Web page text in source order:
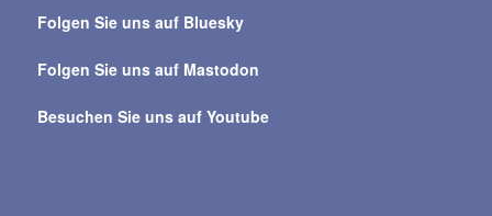
Folgen Sie uns auf Bluesky
Folgen Sie uns auf Mastodon
Besuchen Sie uns auf Youtube